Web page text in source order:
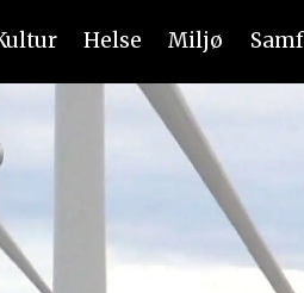
Helse Miljø